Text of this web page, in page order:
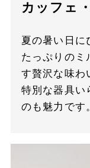
カッフェ
夏の暑い日に
たっぷりのミ
す贅沢な味わ
特別な器具い
のも魅力です